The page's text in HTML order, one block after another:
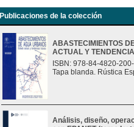
Publicaciones de la colección
ABASTECIMIENTOS
ACTUAL Y
ISBN: 978-84-4820-
Tapa blanda. Rústica
Análisis, diseño,